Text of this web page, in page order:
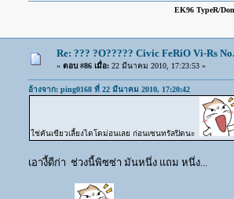
EK96 TypeR/
Re: ??? ?O????? Civic FeRiO Vi-Rs
« ตอบ #86 เมื่อ:22 มีนาคม 2010, 17:23:53 »
อ้างจาก: ping0168 ที่ 22 มีนาคม 2010, 17:20:42
ใช่คันเขียวเลี้ยงไดโดม่อนเลย ก่อนเซนทรัลปิดนะ
เอางี้ดีก่า ช่วงนี้พิซซ่า มันหนึ่ง แถม หนึ่ง...